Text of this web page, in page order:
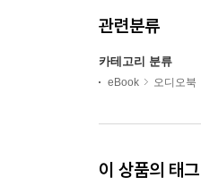
관련분류
카테고리 분류
eBook 오디오북
이 상품의 태그